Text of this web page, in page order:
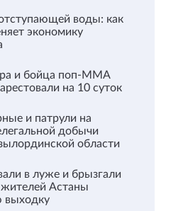
воды: как
экономику
и бойца поп-ММА
на 10 суток
и патрули на
добычи
области
в луже и брызгали
Астаны
выходку